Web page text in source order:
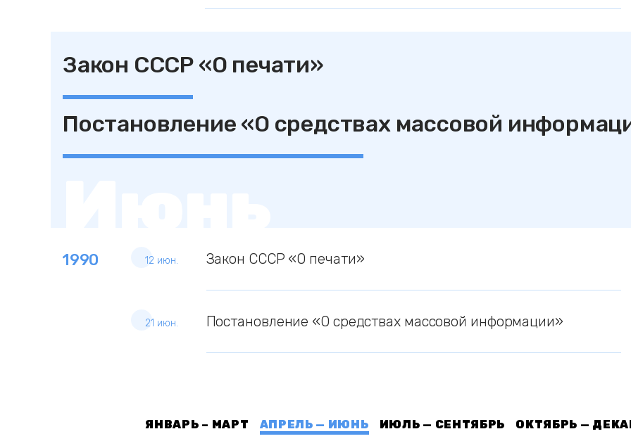
Закон СССР «О печати»
Постановление «О средствах массовой
1990 12 июн. Закон СССР «О печати»
21 июн. Постановление «О средствах массовой информации»
ЯНВАРЬ – МАРТ АПРЕЛЬ — ИЮНЬ ИЮЛЬ — СЕНТЯБРЬ ОКТЯБРЬ —